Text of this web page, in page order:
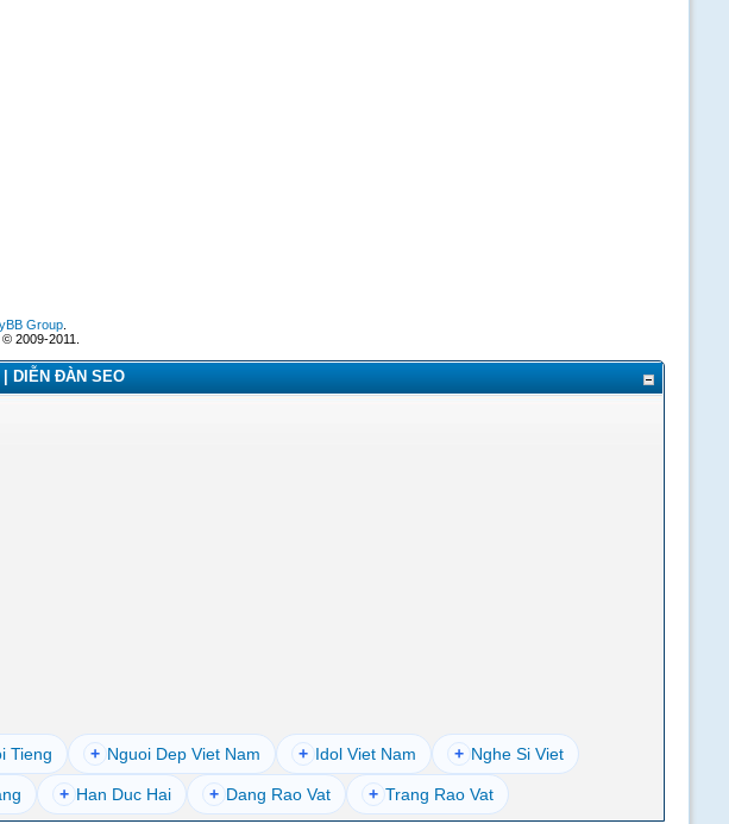
Group.
, © 2009-2011.
DIỄN ĐÀN SEO
Tieng + Nguoi Dep Viet Nam + Idol Viet Nam + Nghe Si Viet
+ Han Duc Hai + Dang Rao Vat + Trang Rao Vat